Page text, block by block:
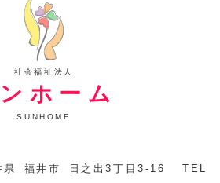
社会福祉法人
ホーム
SUNHOME
県 福井市 日之出3丁目3-16
TEL